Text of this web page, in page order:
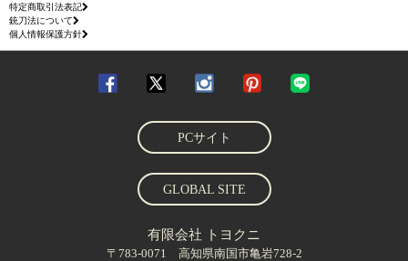
特定商取引法表記
銃刀法について
個人情報保護方針
PCサイト
GLOBAL SITE
有限会社 トヨクニ
〒783-0071 高知県南国市亀岩728-2